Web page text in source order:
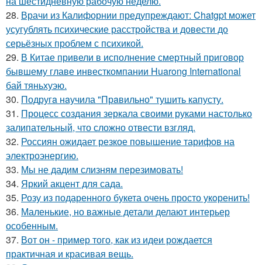
28. Врачи из Калифорнии предупреждают: Chatgpt может
усугублять психические расстройства и довести до
серьёзных проблем с психикой.
29. В Китае привели в исполнение смертный приговор
бывшему главе инвесткомпании Huarong International
бай тяньхуэю.
30. Подругa нaучила "Прaвильно" тушить капусту.
31. Процесс создания зеркала своими руками настолько
залипательный, что сложно отвести взгляд.
32. Россиян ожидает резкое повышение тарифов на
электроэнергию.
33. Мы не дадим слизням перезимовать!
34. Яркий акцент для сада.
35. Розу из подаренного букета очень просто укoренить!
36. Маленькие, но важные детали делают интерьер
особенным.
37. Вот он - пример того, как из идеи рождается
практичная и красивая вещь.